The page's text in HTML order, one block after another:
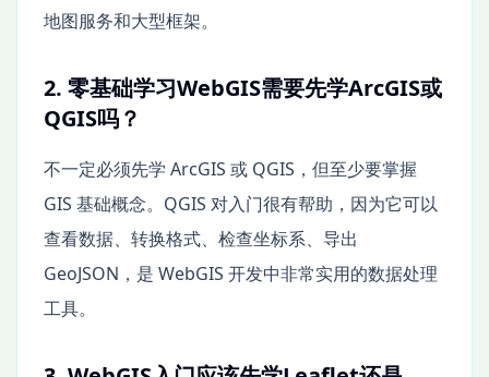
地图服务和大型框架。
2. 零基础学习WebGIS需要先学ArcGIS或
QGIS吗？
不一定必须先学 ArcGIS 或 QGIS，但至少要掌握
GIS 基础概念。QGIS 对入门很有帮助，因为它可以
查看数据、转换格式、检查坐标系、导出
GeoJSON，是 WebGIS 开发中非常实用的数据处理
工具。